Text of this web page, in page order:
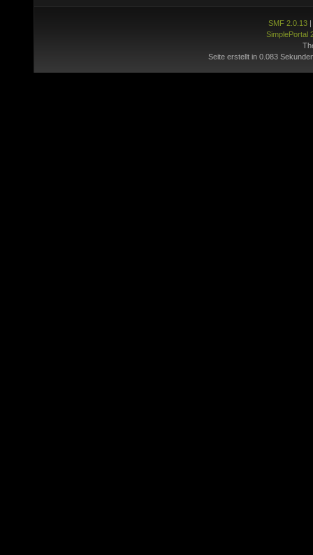
SMF 2.0.13|
SimplePortal
Seite erstellt in 0.083